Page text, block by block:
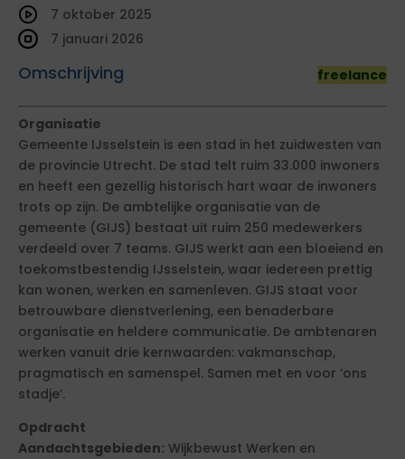
Omschrijving freelance
7 oktober 2025
7 januari 2026
Organisatie
Gemeente IJsselstein is een stad in het zuidwesten van
de provincie Utrecht. De stad telt ruim 33.000 inwoners
en heeft een gezellig historisch hart waar de inwoners
trots op zijn. De ambtelijke organisatie van de
gemeente (GIJS) bestaat uit ruim 250 medewerkers
verdeeld over 7 teams. GIJS werkt aan een bloeiend en
toekomstbestendig IJsselstein, waar iedereen prettig
kan wonen, werken en samenleven. GIJS staat voor
betrouwbare dienstverlening, een benaderbare
organisatie en heldere communicatie. De ambtenaren
werken vanuit drie kernwaarden: vakmanschap,
pragmatisch en samenspel. Samen met en voor ‘ons
stadje’.
Opdracht
Aandachtsgebieden: Wijkbewust Werken en